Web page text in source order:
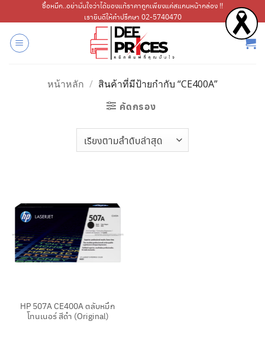
ไป
เนื้อหา
ซื้อหมึก..อย่ามั่นใจว่าได้ของแท้ราคาถูกเพียงแค่สแกนหน้ากล่อง !!
เรายินดีให้คำปรึกษา 02-5740470
หน้าหลัก / สินค้าที่มีป้ายกำกับ “CE400A”
คัดกรอง
HP 507A CE400A ตลับหมึก
โทนเนอร์ สีดำ (Original)